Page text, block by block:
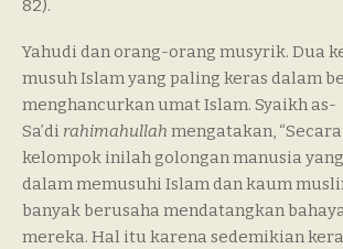
82).
Yahudi dan orang-orang musyrik. Dua
musuh Islam yang paling keras dalam
menghancurkan umat Islam. Syaikh as-
Sa’di rahimahullah mengatakan,
kelompok inilah golongan manusia
dalam memusuhi Islam dan kaum
banyak berusaha mendatangkan
mereka. Hal itu karena sedemikian